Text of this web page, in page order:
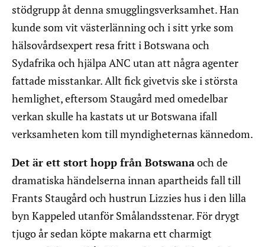
stödgrupp åt denna smugglingsverksamhet. Han
kunde som vit västerlänning och i sitt yrke som
hälsovårdsexpert resa fritt i Botswana och
Sydafrika och hjälpa ANC utan att några agenter
fattade misstankar. Allt fick givetvis ske i största
hemlighet, eftersom Staugård med omedelbar
verkan skulle ha kastats ut ur Botswana ifall
verksamheten kom till myndigheternas kännedom.
Det är ett stort hopp från Botswanaoch de
dramatiska händelserna innan apartheids fall till
Frants Staugård och hustrun Lizzies hus i den lilla
byn Kappeled utanför Smålandsstenar. För drygt
tjugo år sedan köpte makarna ett charmigt